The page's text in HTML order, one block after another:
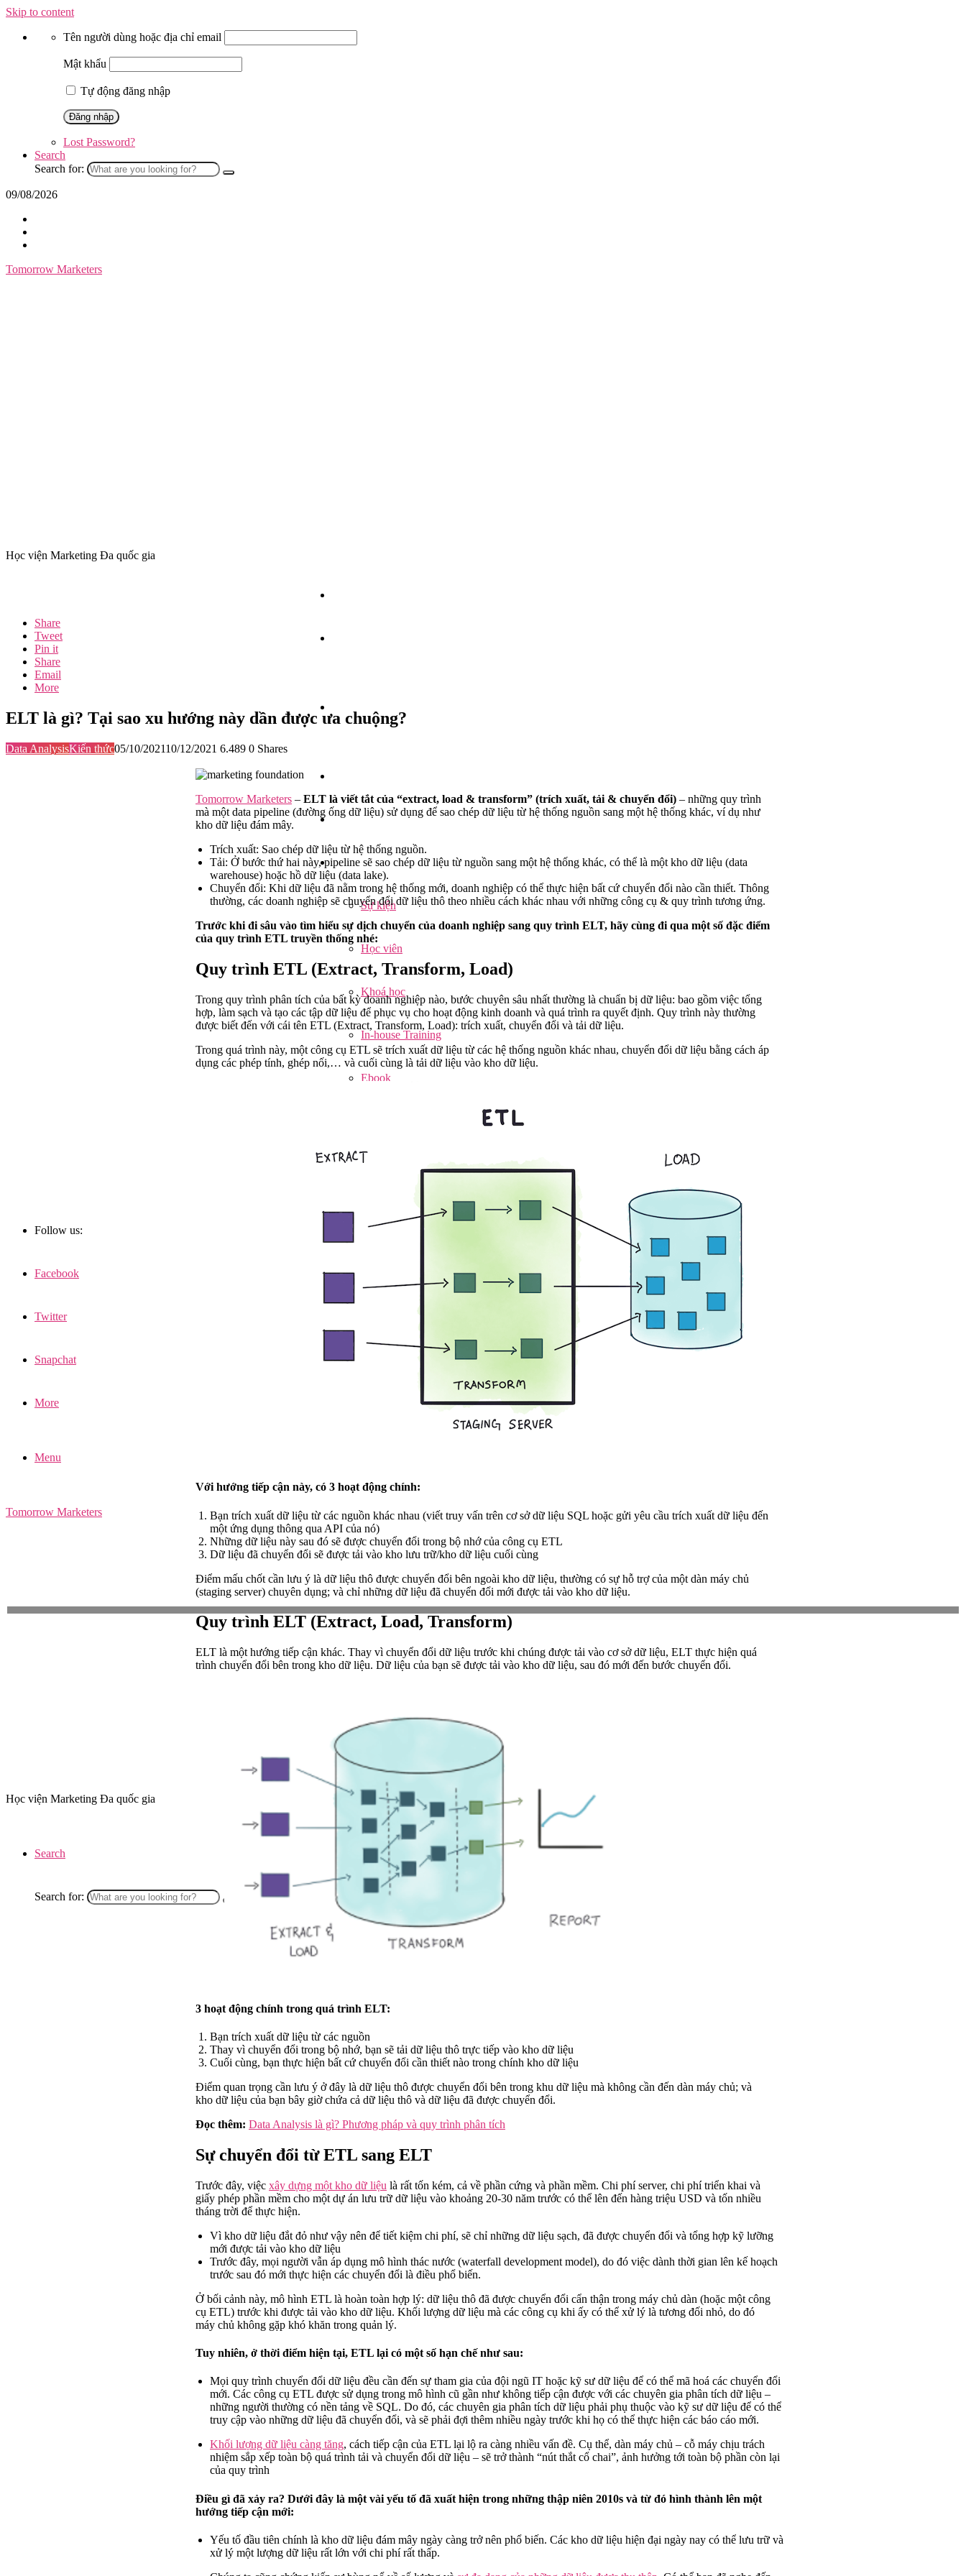
Skip to content
Tên người dùng hoặc địa chỉ email
Mật khẩu
Tự động đăng nhập
Lost Password?
Search
Search for:
09/08/2026
Tomorrow Marketers
Học viện Marketing Đa quốc gia
Sự kiện
Học viên
Khoá học
In-house Training
Ebook
Follow us:
Facebook
Twitter
Snapchat
More
Menu
Tomorrow Marketers
Học viện Marketing Đa quốc gia
Search
Search for:
Share
Tweet
Pin it
Share
Email
More
ELT là gì? Tại sao xu hướng này dần được ưa chuộng?
Data AnalysisKiến thức05/10/202110/12/2021 6.489 0 Shares
Tomorrow Marketers – ELT là viết tắt của “extract, load & transform” (trích xuất, tải & chuyển đổi) – những quy trình
mà một data pipeline (đường ống dữ liệu) sử dụng để sao chép dữ liệu từ hệ thống nguồn sang một hệ thống khác, ví dụ như
kho dữ liệu đám mây.
Trích xuất: Sao chép dữ liệu từ hệ thống nguồn.
Tải: Ở bước thứ hai này, pipeline sẽ sao chép dữ liệu từ nguồn sang một hệ thống khác, có thể là một kho dữ liệu (data
warehouse) hoặc hồ dữ liệu (data lake).
Chuyển đổi: Khi dữ liệu đã nằm trong hệ thống mới, doanh nghiệp có thể thực hiện bất cứ chuyển đổi nào cần thiết. Thông
thường, các doanh nghiệp sẽ chuyển đổi dữ liệu thô theo nhiều cách khác nhau với những công cụ & quy trình tương ứng.
Trước khi đi sâu vào tìm hiểu sự dịch chuyển của doanh nghiệp sang quy trình ELT, hãy cùng đi qua một số đặc điểm
của quy trình ETL truyền thống nhé:
Quy trình ETL (Extract, Transform, Load)
Trong quy trình phân tích của bất kỳ doanh nghiệp nào, bước chuyên sâu nhất thường là chuẩn bị dữ liệu: bao gồm việc tổng
hợp, làm sạch và tạo các tập dữ liệu để phục vụ cho hoạt động kinh doanh và quá trình ra quyết định. Quy trình này thường
được biết đến với cái tên ETL (Extract, Transform, Load): trích xuất, chuyển đổi và tải dữ liệu.
Trong quá trình này, một công cụ ETL sẽ trích xuất dữ liệu từ các hệ thống nguồn khác nhau, chuyển đổi dữ liệu bằng cách áp
dụng các phép tính, ghép nối,… và cuối cùng là tải dữ liệu vào kho dữ liệu.
Với hướng tiếp cận này, có 3 hoạt động chính:
Bạn trích xuất dữ liệu từ các nguồn khác nhau (viết truy vấn trên cơ sở dữ liệu SQL hoặc gửi yêu cầu trích xuất dữ liệu đến
một ứng dụng thông qua API của nó)
Những dữ liệu này sau đó sẽ được chuyển đổi trong bộ nhớ của công cụ ETL
Dữ liệu đã chuyển đổi sẽ được tải vào kho lưu trữ/kho dữ liệu cuối cùng
Điểm mấu chốt cần lưu ý là dữ liệu thô được chuyển đổi bên ngoài kho dữ liệu, thường có sự hỗ trợ của một dàn máy chủ
(staging server) chuyên dụng; và chỉ những dữ liệu đã chuyển đổi mới được tải vào kho dữ liệu.
Quy trình ELT (Extract, Load, Transform)
ELT là một hướng tiếp cận khác. Thay vì chuyển đổi dữ liệu trước khi chúng được tải vào cơ sở dữ liệu, ELT thực hiện quá
trình chuyển đổi bên trong kho dữ liệu. Dữ liệu của bạn sẽ được tải vào kho dữ liệu, sau đó mới đến bước chuyển đổi.
3 hoạt động chính trong quá trình ELT:
Bạn trích xuất dữ liệu từ các nguồn
Thay vì chuyển đổi trong bộ nhớ, bạn sẽ tải dữ liệu thô trực tiếp vào kho dữ liệu
Cuối cùng, bạn thực hiện bất cứ chuyển đổi cần thiết nào trong chính kho dữ liệu
Điểm quan trọng cần lưu ý ở đây là dữ liệu thô được chuyển đổi bên trong khu dữ liệu mà không cần đến dàn máy chủ; và
kho dữ liệu của bạn bây giờ chứa cả dữ liệu thô và dữ liệu đã được chuyển đổi.
Đọc thêm: Data Analysis là gì? Phương pháp và quy trình phân tích
Sự chuyển đổi từ ETL sang ELT
Trước đây, việc xây dựng một kho dữ liệu là rất tốn kém, cả về phần cứng và phần mềm. Chi phí server, chi phí triển khai và
giấy phép phần mềm cho một dự án lưu trữ dữ liệu vào khoảng 20-30 năm trước có thể lên đến hàng triệu USD và tốn nhiều
tháng trời để thực hiện.
Vì kho dữ liệu đắt đỏ như vậy nên để tiết kiệm chi phí, sẽ chỉ những dữ liệu sạch, đã được chuyển đổi và tổng hợp kỹ lưỡng
mới được tải vào kho dữ liệu
Trước đây, mọi người vẫn áp dụng mô hình thác nước (waterfall development model), do đó việc dành thời gian lên kế hoạch
trước sau đó mới thực hiện các chuyển đổi là điều phổ biến.
Ở bối cảnh này, mô hình ETL là hoàn toàn hợp lý: dữ liệu thô đã được chuyển đổi cẩn thận trong máy chủ dàn (hoặc một công
cụ ETL) trước khi được tải vào kho dữ liệu. Khối lượng dữ liệu mà các công cụ khi ấy có thể xử lý là tương đối nhỏ, do đó
máy chủ không gặp khó khăn trong quản lý.
Tuy nhiên, ở thời điểm hiện tại, ETL lại có một số hạn chế như sau:
Mọi quy trình chuyển đổi dữ liệu đều cần đến sự tham gia của đội ngũ IT hoặc kỹ sư dữ liệu để có thể mã hoá các chuyển đổi
mới. Các công cụ ETL được sử dụng trong mô hình cũ gần như không tiếp cận được với các chuyên gia phân tích dữ liệu –
những người thường có nền tảng về SQL. Do đó, các chuyên gia phân tích dữ liệu phải phụ thuộc vào kỹ sư dữ liệu để có thể
truy cập vào những dữ liệu đã chuyển đổi, và sẽ phải đợi thêm nhiều ngày trước khi họ có thể thực hiện các báo cáo mới.
Khối lượng dữ liệu càng tăng, cách tiếp cận của ETL lại lộ ra càng nhiều vấn đề. Cụ thể, dàn máy chủ – cỗ máy chịu trách
nhiệm sắp xếp toàn bộ quá trình tải và chuyển đổi dữ liệu – sẽ trở thành “nút thắt cổ chai”, ảnh hưởng tới toàn bộ phần còn lại
của quy trình
Điều gì đã xảy ra? Dưới đây là một vài yếu tố đã xuất hiện trong những thập niên 2010s và từ đó hình thành lên một
hướng tiếp cận mới:
Yếu tố đầu tiên chính là kho dữ liệu đám mây ngày càng trở nên phổ biến. Các kho dữ liệu hiện đại ngày nay có thể lưu trữ và
xử lý một lượng dữ liệu rất lớn với chi phí rất thấp.